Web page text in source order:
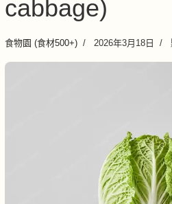
cabbage)
食物園 (食材500+) 2026年3月18日